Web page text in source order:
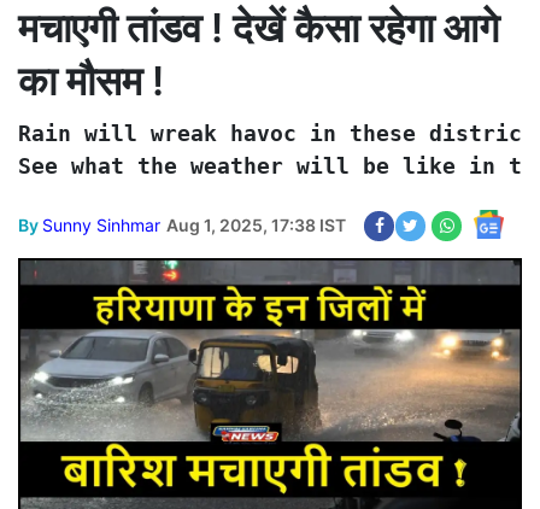
मचाएगी तांडव ! देखें कैसा रहेगा आगे
का मौसम !
Rain will wreak havoc in these
See what the weather will be like in
By Sunny Sinhmar Aug 1, 2025, 17:38 IST